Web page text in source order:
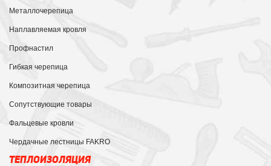
Металлочерепица
Наплавляемая кровля
Профнастил
Гибкая черепица
Композитная черепица
Сопутствующие товары
Фальцевые кровли
Чердачные лестницы FAKRO
ТЕПЛОИЗОЛЯЦИЯ